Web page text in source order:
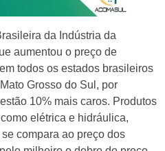
da Indústria da
aumentou o preço de
todos os estados brasileiros
Grosso do Sul, por
10% mais caros. Produtos
elétrica e hidráulica,
compara ao preço dos